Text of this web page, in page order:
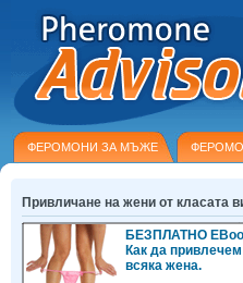
ФЕРОМОНИ ЗА МЪЖЕ
Привличане на жени от класата
БЕЗПЛАТНО
Как да привлечем
всяка жена.